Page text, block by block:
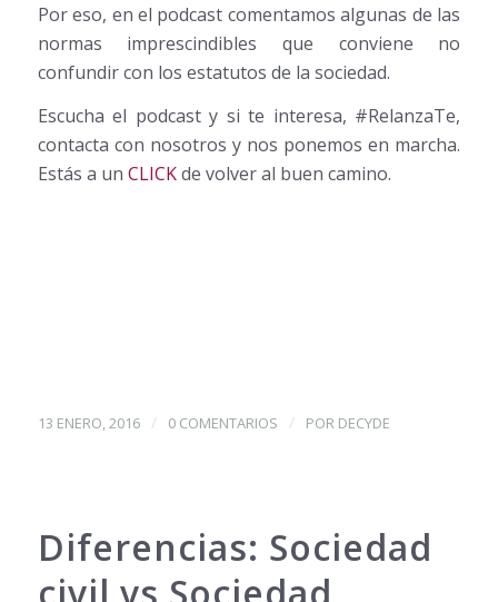
Por eso, en el podcast comentamos algunas de las
normas imprescindibles que conviene no
confundir con los estatutos de la sociedad.
Escucha el podcast y si te interesa, #RelanzaTe,
contacta con nosotros y nos ponemos en marcha.
Estás a un CLICKde volver al buen camino.
13 ENERO, 2016 / 0 COMENTARIOS / POR DECYDE
Diferencias: Sociedad
civil vs Sociedad